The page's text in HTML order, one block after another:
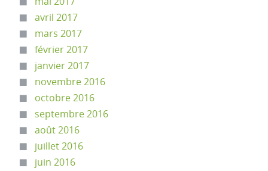
avril 2017
mars 2017
février 2017
janvier 2017
novembre 2016
octobre 2016
septembre 2016
août 2016
juillet 2016
juin 2016